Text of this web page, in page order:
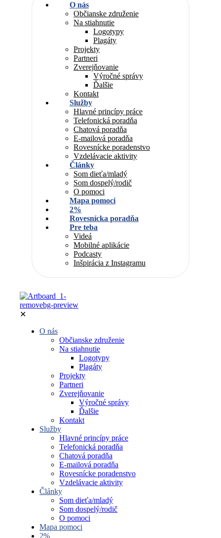
O nás
Občianske združenie
Na stiahnutie
Logotypy
Plagáty
Projekty
Partneri
Zverejňovanie
Výročné správy
Ďalšie
Kontakt
Služby
Hlavné princípy práce
Telefonická poradňa
Chatová poradňa
E-mailová poradňa
Rovesnícke poradenstvo
Vzdelávacie aktivity
Články
Som dieťa/mladý
Som dospelý/rodič
O pomoci
Mapa pomoci
2%
Rovesnícka poradňa
Pre teba
Videá
Mobilné aplikácie
Podcasty
Inšpirácia z Instagramu
✕
O nás
Občianske združenie
Na stiahnutie
Logotypy
Plagáty
Projekty
Partneri
Zverejňovanie
Výročné správy
Ďalšie
Kontakt
Služby
Hlavné princípy práce
Telefonická poradňa
Chatová poradňa
E-mailová poradňa
Rovesnícke poradenstvo
Vzdelávacie aktivity
Články
Som dieťa/mladý
Som dospelý/rodič
O pomoci
Mapa pomoci
2%